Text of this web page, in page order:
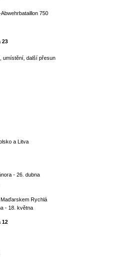
Abwehrbataillon 750
23
umístění, další přesun
a Litva
- 26. dubna
Rychlá
května
12